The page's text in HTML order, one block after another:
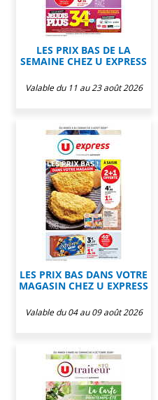
LES PRIX BAS DE LA
SEMAINE CHEZ U EXPRESS
Valable du 11 au 23 août 2026
LES PRIX BAS DANS VOTRE
MAGASIN CHEZ U EXPRESS
Valable du 04 au 09 août 2026